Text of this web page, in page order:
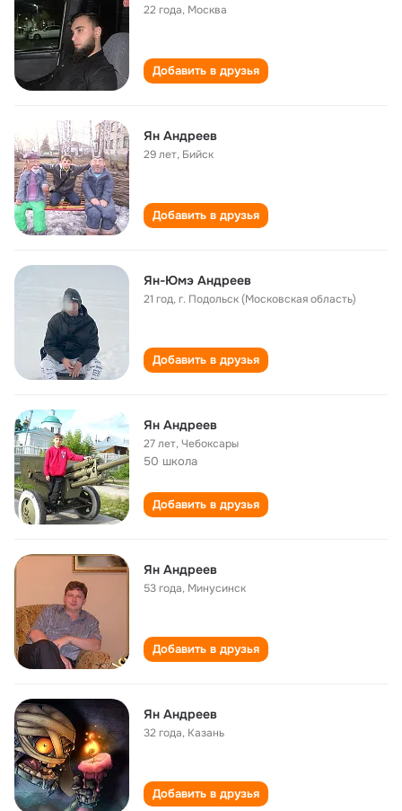
22 года, Москва
Добавить в друзья
Ян Андреев
29 лет, Бийск
Добавить в друзья
Ян-Юмэ Андреев
21 год,г. Подольск (Московская область)
Добавить в друзья
Ян Андреев
27 лет,Чебоксары
50 школа
Добавить в друзья
Ян Андреев
53 года, Минусинск
Добавить в друзья
Ян Андреев
32 года, Казань
Добавить в друзья